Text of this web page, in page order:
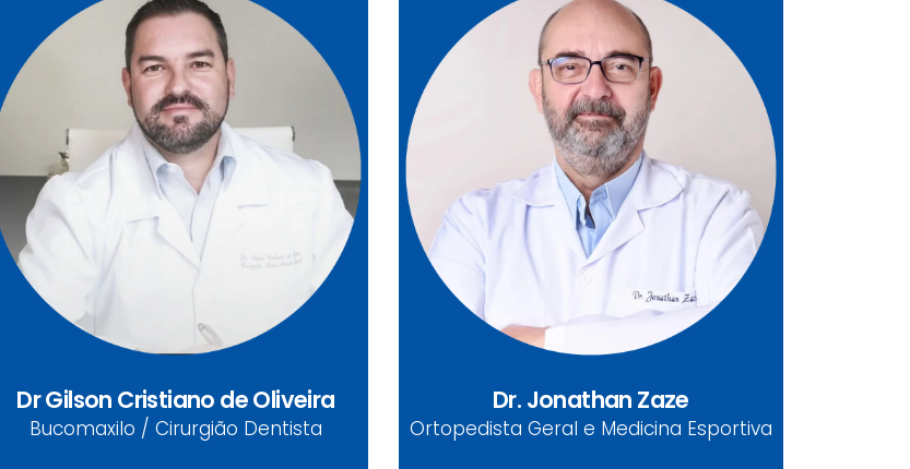
Dr Gilson Cristiano de Oliveira
Bucomaxilo / Cirurgião Dentista
Dr Gilson Cristiano de
Oliveira
CRO: 26117
Bucomaxilo / Cirurgião Dentista
Dr. Jonathan Zaze
Ortopedista Geral e Medicina Esportiva
Dr. Jonathan Zaze
CRM-PR 9570 | RQE 2416
Ortopedista Geral, Joelho e Medicina
Esportiva